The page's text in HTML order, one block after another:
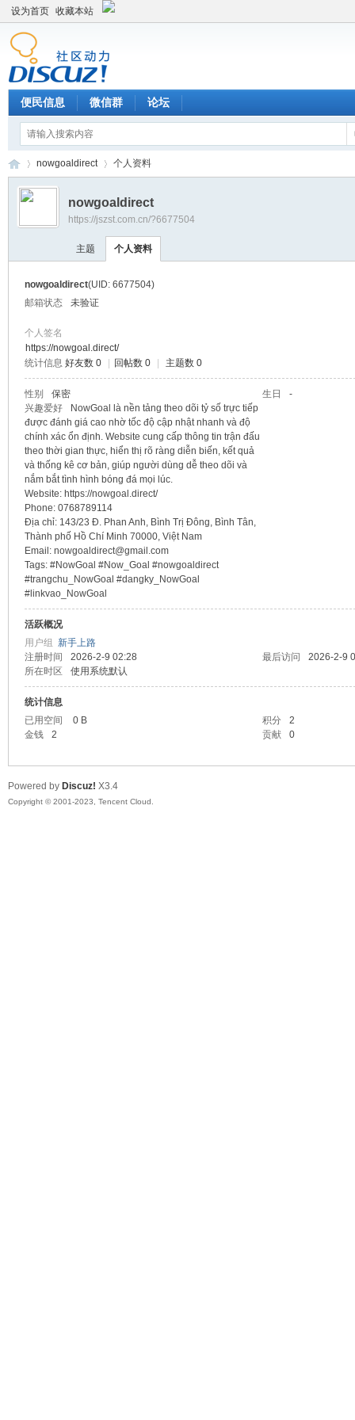
设为首页 收藏本站
便民信息 微信群 论坛
›
nowgoaldirect 个人资料
nowgoaldirect
https://jszst.com.cn/?6677504
主题 个人资料
nowgoaldirect(UID: 6677504)
邮箱状态
未验证
个人签名
https://nowgoal.direct/
统计信息 好友数 0 回帖数 0 主题数 0
性别 保密 生日
-
兴趣爱好
NowGoal là nền tảng theo dõi tỷ số trực tiếp
được đánh giá cao nhờ tốc độ cập nhật nhanh và độ
chính xác ổn định. Website cung cấp thông tin trận đấu
theo thời gian thực, hiển thị rõ ràng diễn biến, kết quả
và thống kê cơ bản, giúp người dùng dễ theo dõi và
nắm bắt tình hình bóng đá mọi lúc.
Website: https://nowgoal.direct/
Phone: 0768789114
Địa chỉ: 143/23 Đ. Phan Anh, Bình Trị Đông, Bình Tân,
Thành phố Hồ Chí Minh 70000, Việt Nam
Email: nowgoaldirect@gmail.com
Tags: #NowGoal #Now_Goal #nowgoaldirect
#trangchu_NowGoal #dangky_NowGoal
#linkvao_NowGoal
活跃概况
用户组 新手上路
注册时间
2026-2-9 02:28 最后访问
2026-2-9
所在时区
使用系统默认
统计信息
已用空间
0 B 积分
2
金钱
2 贡献 0
Powered by Discuz! X3.4
Copyright © 2001-2023, Tencent Cloud.